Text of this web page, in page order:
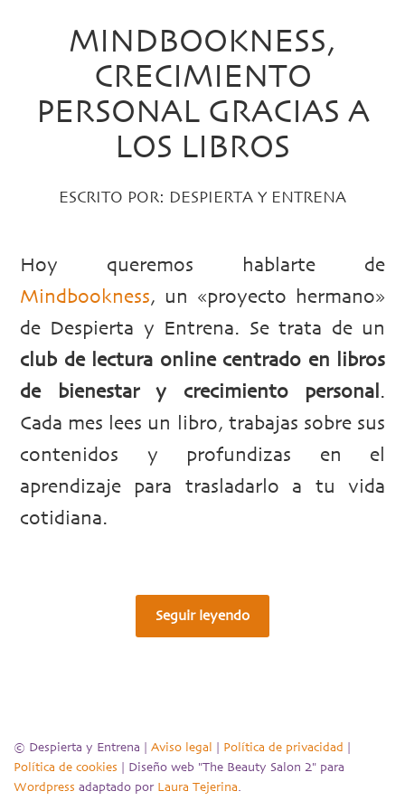
MINDBOOKNESS,
CRECIMIENTO
PERSONAL GRACIAS A
LOS LIBROS
ESCRITO POR: DESPIERTA Y ENTRENA
Hoy queremos hablarte de
Mindbookness, un «proyecto hermano»
de Despierta y Entrena. Se trata de un
club de lectura online centrado en libros
de bienestar y crecimiento personal .
Cada mes lees un libro, trabajas sobre sus
contenidos y profundizas en el
aprendizaje para trasladarlo a tu vida
cotidiana.
Seguir leyendo
© Despierta y Entrena | Aviso legal Política de privacidad
Política de cookies | Diseño web "The Beauty Salon 2" para
Wordpress adaptado por Laura Tejerina.